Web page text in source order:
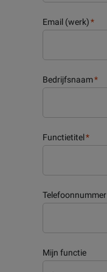
Email (werk)*
Bedrijfsnaam*
Functietitel*
Telefoonnummer
Mijn functie